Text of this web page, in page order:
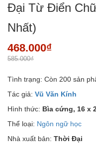
Đại Từ Điển
Nhất)
468.000₫
585.000₫
Tình trạng: Còn 200 sản
Tác giả: Vũ Văn Kính
Hình thức: Bìa cứng, 16 x
Thể loại: Ngôn ngữ học
Nhà xuất bản: Thời Đại